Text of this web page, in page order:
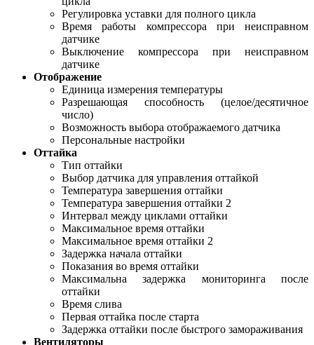
Регулировка уставки для полного цикла
Время работы компрессора при неисправном
датчике
Выключение компрессора при неисправном
датчике
Отображение
Единица измерения температуры
Разрешающая способность (целое/десятичное
число)
Возможность выбора отображаемого датчика
Персональные настройки
Оттайка
Тип оттайки
Выбор датчика для управления оттайкой
Температура завершения оттайки
Температура завершения оттайки 2
Интервал между циклами оттайки
Максимальное время оттайки
Максимальное время оттайки 2
Задержка начала оттайки
Показания во время оттайки
Максимальна задержка мониторинга после
оттайки
Время слива
Первая оттайка после старта
Задержка оттайки после быстрого замораживания
Вентиляторы